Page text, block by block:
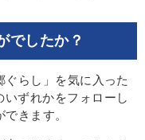
でしたか？
らし」を気に入った
ずれかをフォローし
きます。